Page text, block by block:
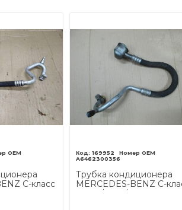
C-класс
169952
A6462300356
Трубка кондиционера
MERCEDES-BENZ C-
W203/S203/CL203 (2000 -